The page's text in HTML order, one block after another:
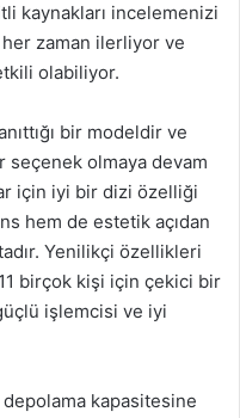
kaynakları incelemenizi
zaman ilerliyor ve
olabiliyor.
bir modeldir ve
seçenek olmaya devam
için iyi bir dizi özelliği
hem de estetik açıdan
Yenilikçi özellikleri
birçok kişi için çekici bir
işlemcisi ve iyi
depolama kapasitesine